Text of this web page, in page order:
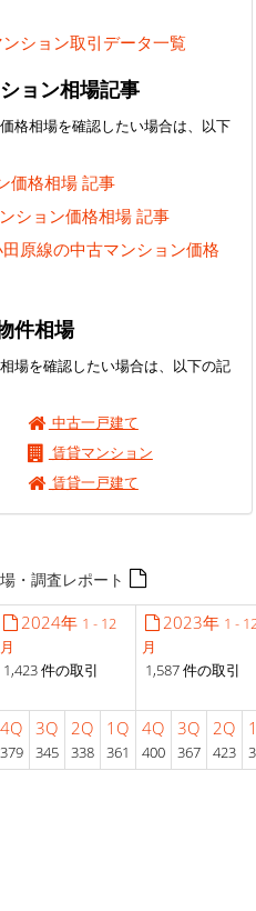
ション取引データ一覧
ョン相場記事
格相場を確認したい場合は、以下
価格相場 記事
ション価格相場 記事
原線の中古マンション価格
件相場
場を確認したい場合は、以下の記
中古一戸建て
賃貸マンション
賃貸一戸建て
・調査レポート
2024年 1 - 12
月
1,423 件の取引
2023年 1 -
月
1,587 件の取引
4Q
379
3Q
345
2Q
338
1Q
361
4Q
400
3Q
367
2Q
423